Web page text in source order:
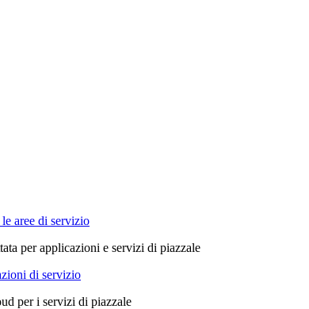
aree di servizio
per applicazioni e servizi di piazzale
di servizio
per i servizi di piazzale